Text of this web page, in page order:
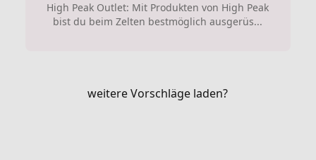
High Peak Outlet: Mit Produkten von High Peak
bist du beim Zelten bestmöglich ausgerüs...
weitere Vorschläge laden?